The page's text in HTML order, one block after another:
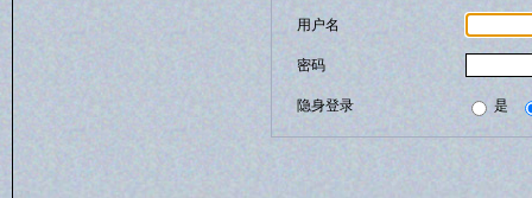
用户名
密码
隐身登录 是